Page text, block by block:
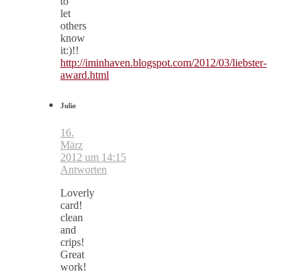
let
others
know
it:)!!
http://iminhaven.blogspot.com/2012/03/liebster-
award.html
Julie
16.
März
2012 um 14:15
Antworten
Loverly
card!
clean
and
crips!
Great
work!